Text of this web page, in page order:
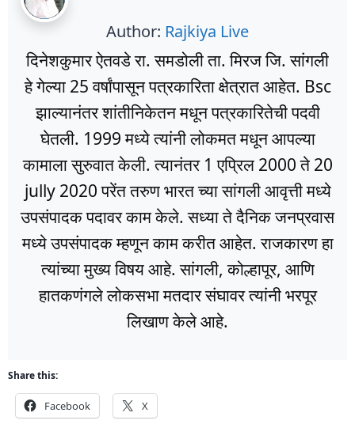
Author: Rajkiya Live
दिनेशकुमार ऐतवडे रा. समडोली ता. मिरज जि. सांगली
हे गेल्या 25 वर्षांपासून पत्रकारिता क्षेत्रात आहेत. Bsc
झाल्यानंतर शांतीनिकेतन मधून पत्रकारितेची पदवी
घेतली. 1999 मध्ये त्यांनी लोकमत मधून आपल्या
कामाला सुरुवात केली. त्यानंतर 1 एप्रिल 2000 ते 20
jully 2020 परेंत तरुण भारत च्या सांगली आवृत्ती मध्ये
उपसंपादक पदावर काम केले. सध्या ते दैनिक जनप्रवास
मध्ये उपसंपादक म्हणून काम करीत आहेत. राजकारण हा
त्यांच्या मुख्य विषय आहे. सांगली, कोल्हापूर, आणि
हातकणंगले लोकसभा मतदार संघावर त्यांनी भरपूर
लिखाण केले आहे.
Share this:
Facebook X